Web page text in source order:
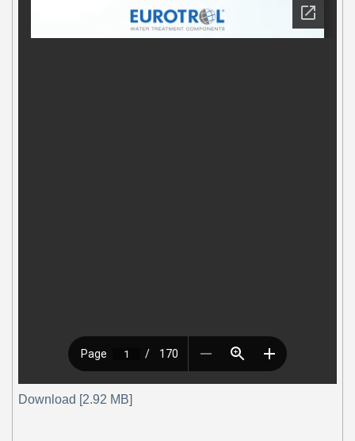
Download [2.92 MB]